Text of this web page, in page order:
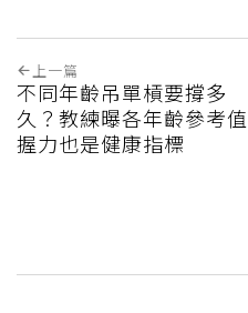
上一篇
不同年齡吊單槓要撐多
久？教練曝各年齡參考值
握力也是健康指標